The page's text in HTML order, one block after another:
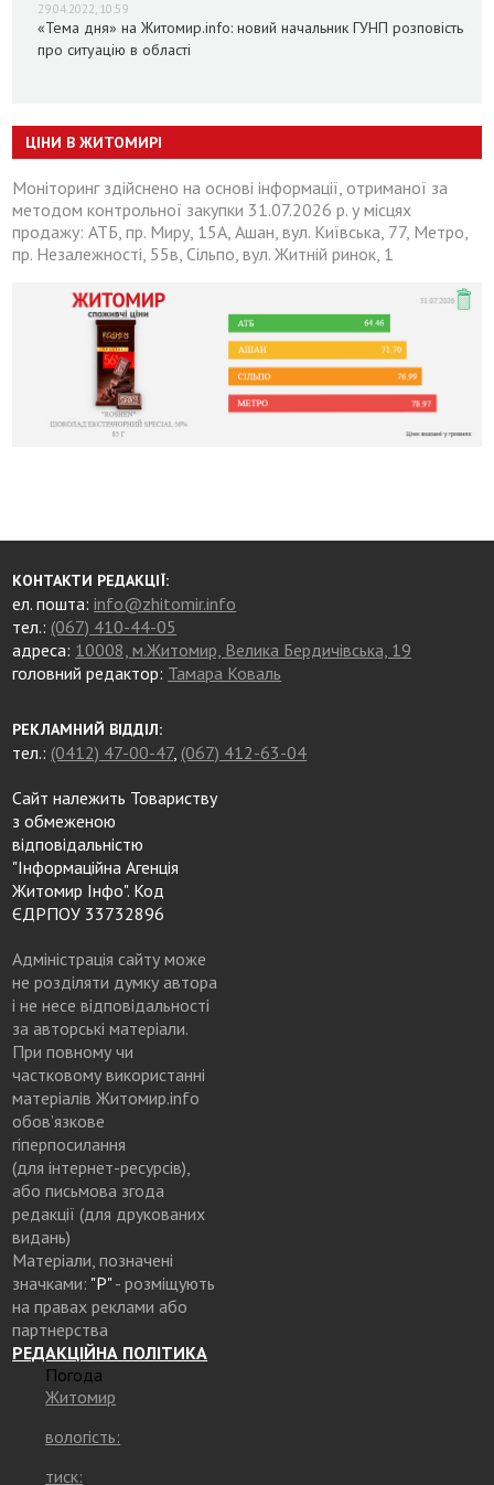
29.04.2022, 10:59
«Тема дня» на Житомир.info: новий начальник ГУНП розповість
про ситуацію в області
ЦІНИ В ЖИТОМИРІ
Моніторинг здійснено на основі інформації, отриманої за
методом контрольної закупки 31.07.2026 р. у місцях
продажу: АТБ, пр. Миру, 15А, Ашан, вул. Київська, 77, Метро,
пр. Незалежності, 55в, Сільпо, вул. Житній ринок, 1
КОНТАКТИ РЕДАКЦІЇ:
ел. пошта:info@zhitomir.info
тел.: (067) 410-44-05
адреса: 10008, м.Житомир, Велика Бердичівська, 19
головний редактор: Тамара Коваль
РЕКЛАМНИЙ ВІДДІЛ:
тел.: (0412) 47-00-47, (067) 412-63-04
Сайт належить Товариству
з обмеженою
відповідальністю
"Інформаційна Агенція
Житомир Інфо". Код
ЄДРПОУ 33732896
Адміністрація сайту може
не розділяти думку автора
і не несе відповідальності
за авторські матеріали.
При повному чи
частковому використанні
матеріалів Житомир.info
обов’язкове
гіперпосилання
(для інтернет-ресурсів),
або письмова згода
редакції (для друкованих
видань)
Матеріали, позначені
значками: "Р"- розміщують
на правах реклами або
партнерства
РЕДАКЦІЙНА ПОЛІТИКА
Погода
Житомир
вологість:
тиск: